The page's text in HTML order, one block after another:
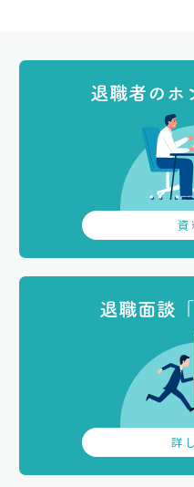
退職者のホ
資
退職面談
詳